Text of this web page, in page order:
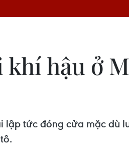
hậu ở
tức đóng cửa mặc dù